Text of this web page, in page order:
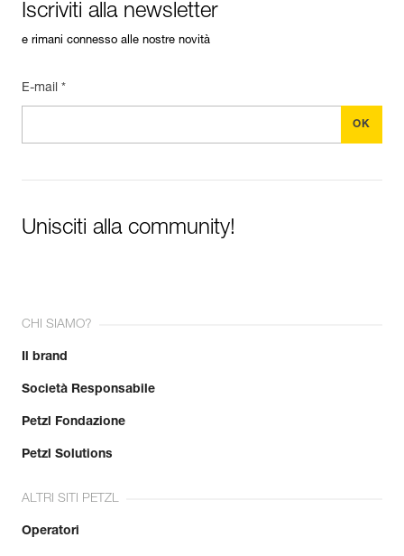
Iscriviti alla newsletter
e rimani connesso alle nostre novità
E-mail *
Unisciti alla community!
CHI SIAMO?
Il brand
Società Responsabile
Petzl Fondazione
Petzl Solutions
ALTRI SITI PETZL
Operatori